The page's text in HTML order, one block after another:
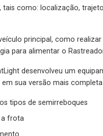
como: localização,
principal, como
para alimentar o
desenvolveu um
sua versão mais
tipos de semirreboques
a frota